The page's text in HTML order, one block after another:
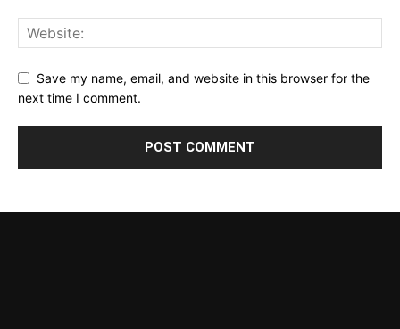
Save my name, email, and website in this browser for the
next time I comment.